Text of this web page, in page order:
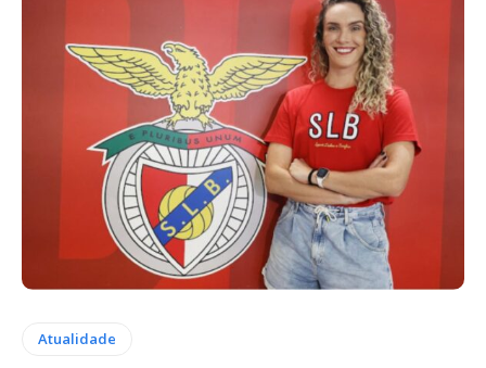
Atualidade